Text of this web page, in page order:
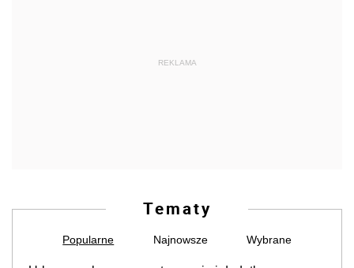
REKLAMA
Tematy
Popularne Najnowsze Wybrane